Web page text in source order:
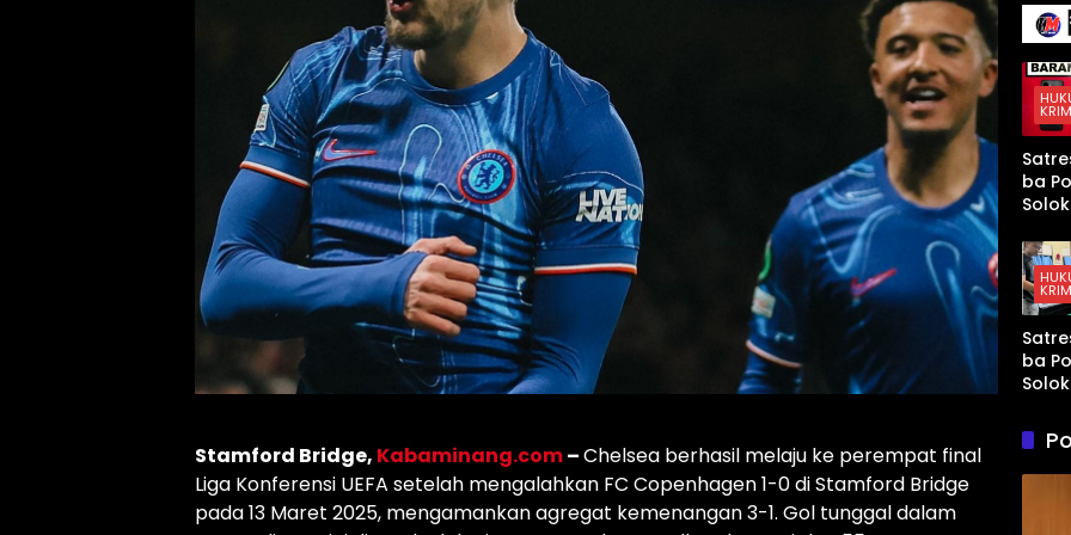
Stamford Bridge, Kabaminang.com–Chelsea berhasil melaju ke perempat final
Liga Konferensi UEFA setelah mengalahkan FC Copenhagen 1-0 di Stamford Bridge
pada 13 Maret 2025, mengamankan agregat kemenangan 3-1. Gol tunggal dalam
136
yang
t AS
an di
Teluk
Arab
ba
Solok
Sopir
di
ba
Solok